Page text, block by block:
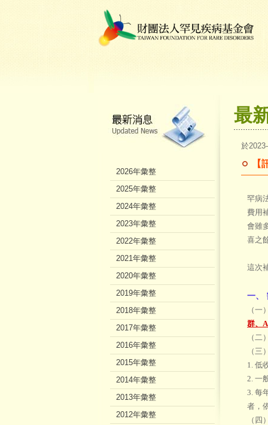
最
於
罕病
費用
會雖
喜之
這次
一、
（一
群、
（
（三
1. 低
2. 一
3. 每
者，
（
2026年彙整
2025年彙整
2024年彙整
2023年彙整
2022年彙整
2021年彙整
2020年彙整
2019年彙整
2018年彙整
2017年彙整
2016年彙整
2015年彙整
2014年彙整
2013年彙整
2012年彙整